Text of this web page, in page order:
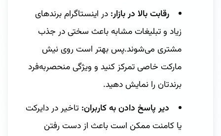
رقابت بالا در بازار: در اینستاگرام برندهای
زیاد و تبلیغات مشابه باعث سختی در جذب
مشتری می‌شوند.پس بهتر است روی نیش
مارکت خاصی تمرکز کنید و ویژگی منحصربه‌فرد
برندتان را نمایش دهید.
دیر پاسخ دادن به کاربران: تاخیر در دایرکت
یا کامنت ممکن است باعث از دست رفتن